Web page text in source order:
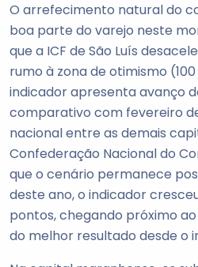
O arrefecimento natural do
boa parte do varejo neste
que a ICF de São Luís
rumo à zona de otimismo
indicador apresenta avanço
comparativo com fevereiro
nacional entre as demais
Confederação Nacional do
que o cenário permanece
deste ano, o indicador
pontos, chegando próximo
do melhor resultado desde o